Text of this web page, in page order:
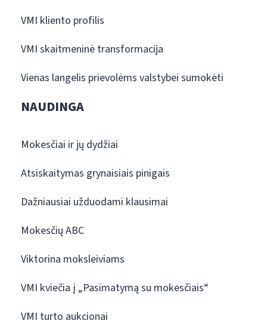
VMI kliento profilis
VMI skaitmeninė transformacija
Vienas langelis prievolėms valstybei sumokėti
NAUDINGA
Mokesčiai ir jų dydžiai
Atsiskaitymas grynaisiais pinigais
Dažniausiai užduodami klausimai
Mokesčių ABC
Viktorina moksleiviams
VMI kviečia į „Pasimatymą su mokesčiais“
VMI turto aukcionai